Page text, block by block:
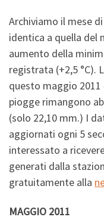
Archiviamo il mese
identica a quella del
aumento della
registrata (+2,5 °C).
questo maggio
piogge rimangono
(solo 22,10 mm.) I
aggiornati ogni 5
interessato a
generati dalla
gratuitamente alla
MAGGIO 2011